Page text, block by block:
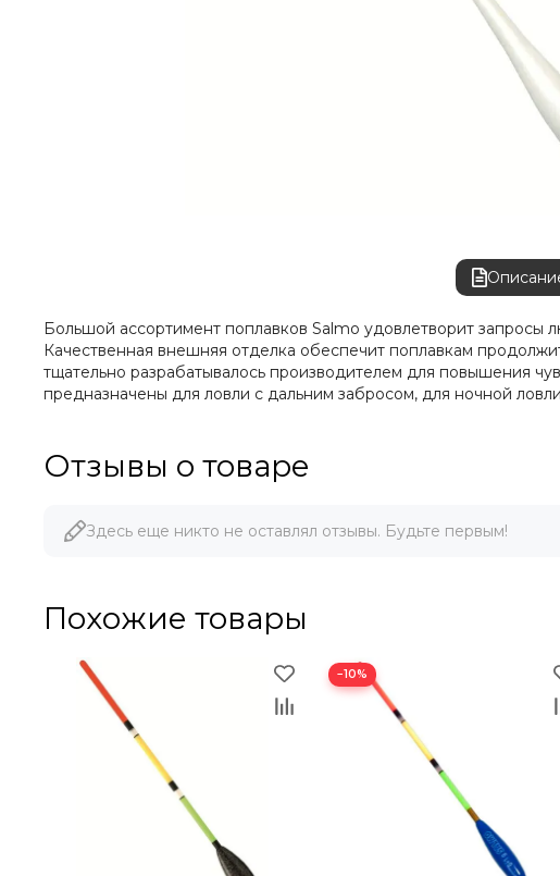
Большой ассортимент поплавков Salmo удовлетворит запросы
Качественная внешняя отделка обеспечит поплавкам
тщательно разрабатывалось производителем для повышения
предназначены для ловли с дальним забросом, для ночной
Отзывы о товаре
Здесь еще никто не оставлял отзывы. Будьте первым!
Похожие товары
−10%